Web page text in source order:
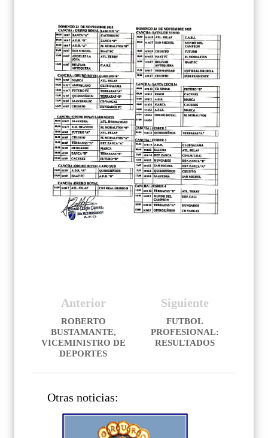
Siguiente
FUTBOL
PROFESIONAL:
RESULTADOS
Anterior
ROBERTO
BUSTAMANTE,
VICEMINISTRO DE
DEPORTES
Otras noticias: